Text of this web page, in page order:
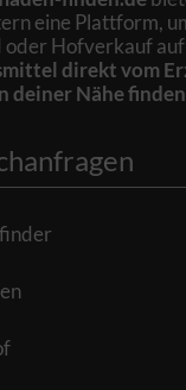
eine Plattform,
oder Hofverkauf
direkt vom
deiner Nähe